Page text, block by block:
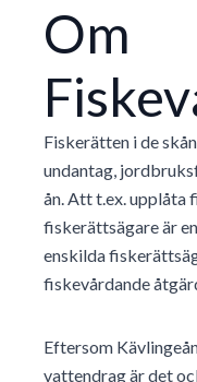
Om
Fiskerätten i de
undantag,
ån. Att t.ex. upplåta
fiskerättsägare är
enskilda
fiskevårdande
Eftersom
vattendrag är det